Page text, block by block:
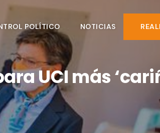
POLÍTICO NOTICIAS
UCI más